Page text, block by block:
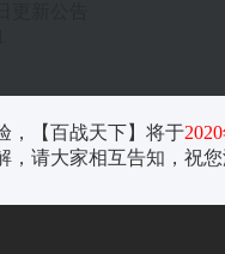
，【百战天下】将于
，请大家相互告知，祝您